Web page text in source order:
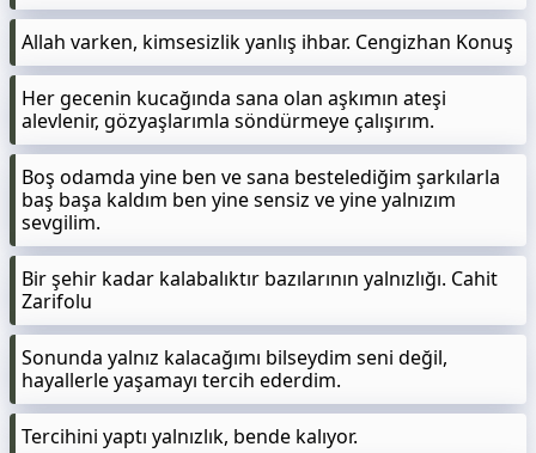
Allah varken, kimsesizlik yanlış ihbar. Cengizhan Konuş
Her gecenin kucağında sana olan aşkımın ateşi
alevlenir, gözyaşlarımla söndürmeye çalışırım.
Boş odamda yine ben ve sana bestelediğim şarkılarla
baş başa kaldım ben yine sensiz ve yine yalnızım
sevgilim.
Bir şehir kadar kalabalıktır bazılarının yalnızlığı. Cahit
Zarifolu
Sonunda yalnız kalacağımı bilseydim seni değil,
hayallerle yaşamayı tercih ederdim.
Tercihini yaptı yalnızlık, bende kalıyor.